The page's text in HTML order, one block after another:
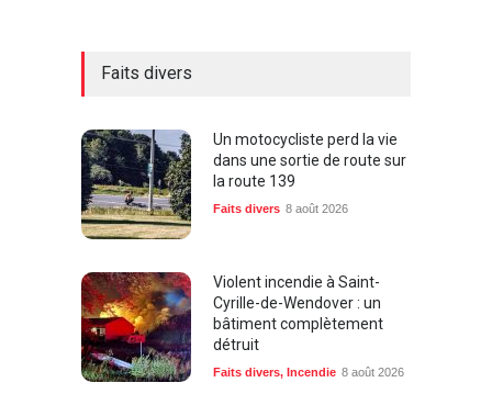
Faits divers
Un motocycliste perd la vie
dans une sortie de route sur
la route 139
Faits divers 8 août 2026
Violent incendie à Saint-
Cyrille-de-Wendover : un
bâtiment complètement
détruit
Faits divers, Incendie 8 août 2026